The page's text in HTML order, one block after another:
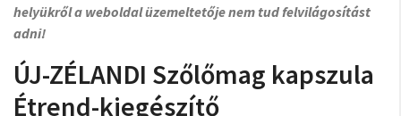
helyükről a weboldal üzemeltetője nem tud felvilágosítást
adni!
ÚJ-ZÉLANDI Szőlőmag kapszula
Étrend-kiegészítő